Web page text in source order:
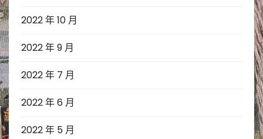
2022 年 10 月
2022 年 9 月
2022 年 7 月
2022 年 6 月
2022 年 5 月